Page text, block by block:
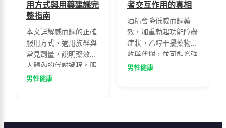
用方式與用藥建議完
整指南
本文詳解威而鋼的正確
服用方式、適用族群與
常見劑量，說明藥效在
人體內的代謝過程。服
藥後30分鐘至1小時可
免油膩飲食與酒精，配
男性健康
者交互作用的真相
酒精會降低威而鋼藥
效，加重勃起功能障礙
症狀。乙醇干擾藥物吸
收與代謝，並可能增強
副作用。醫師建議服藥
男性健康